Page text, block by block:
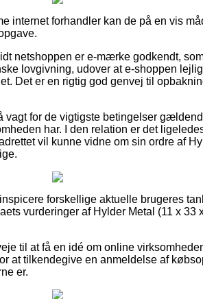
internet forhandler kan de på en vis
netshoppen er e-mærke godkendt,
lovgivning, udover at e-shoppen
Det er en rigtig god genvej til
vagt for de vigtigste betingelser
har. I den relation er det
vil kunne vidne om sin ordre af
forskellige aktuelle brugeres
vurderinger af Hylder Metal (11 x
til at få en idé om online
at tilkendegive en anmeldelse af
er.